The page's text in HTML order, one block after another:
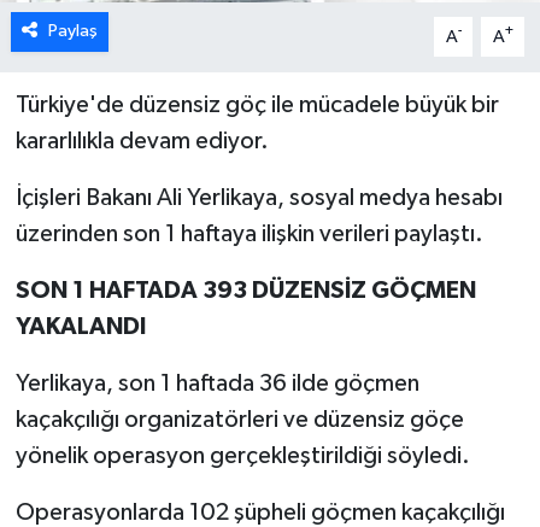
Paylaş A- A+
Türkiye'de düzensiz göç ile mücadele büyük bir
kararlılıkla devam ediyor.
İçişleri Bakanı Ali Yerlikaya, sosyal medya hesabı
üzerinden son 1 haftaya ilişkin verileri paylaştı.
SON 1 HAFTADA 393 DÜZENSİZ GÖÇMEN
YAKALANDI
Yerlikaya, son 1 haftada 36 ilde göçmen
kaçakçılığı organizatörleri ve düzensiz göçe
yönelik operasyon gerçekleştirildiği söyledi.
Operasyonlarda 102 şüpheli göçmen kaçakçılığı